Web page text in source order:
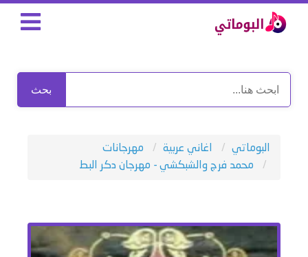
بحث
البوماتي اغاني عربية
مهرجانات
محمد فرج والشبكشي - مهرجان دكر البط